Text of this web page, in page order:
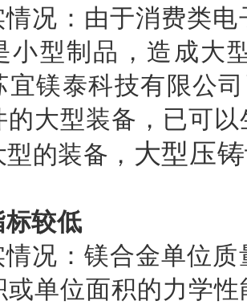
：由于消费类电
小型制品，造成大
宜镁泰科技有限公
的大型装备，已可
的装备， 大型压
较低
：镁合金单位质
或单位面积的力学